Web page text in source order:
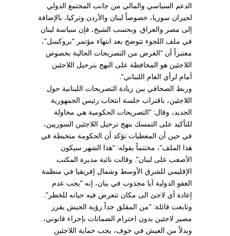
الدعم السياسي والمالي من جانب المجتمع الدولي
لجيران سوريا، خصوصاً لبنان والأردن وتركيا، بالإضافة
إلى مصر والعراق. وبحسب الشيخ، فإن سياسة لبنان
في ملف اللجوء تتوضح بعد انتهاء مؤتمر “بروكسل”،
معتبراً أن “الغرض من التصريحات الحالية بخصوص
اللاجئين هو المحافظة على النهج بترحيل اللاجئين
أمام لرأي العام اللبناني”.
وربط الصحافي بين زيادة التصريحات اللبنانية حول
اللاجئين، باقتراب جلسة انتخاب رئيس الجمهورية
الجديد، وقال: “التصريحات الحكومية هي محاولة
للتأكيد على التمسك بنهج ترحيل اللاجئين السوريين،
في حين أن المعطيات تؤكد أن الحكومة متخبطة في
هذا الملف”، مختتماً بقوله: “هذا الشهر سيكون
الأصعب على لبنان”. وقالت نائبة مديرة المكتب
الإقليمي للشرق الأوسط وشمال إفريقيا في منظمة
العفو الدولية آيا مجذوب في بيان، إنه “يجب عدم
إعادة أي لاجئ الى مكان تتعرض فيه حياته للخطر”.
وتابعت قائلة: “من المقلق جداً رؤية الجيش يقرر
مصير لاجئين بدون احترام الضمانات بإجراء قانوني،
وبدلاً من العيش في خوف، يجب حماية اللاجئين